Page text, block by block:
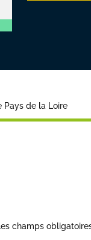
Pays de la Loire
champs